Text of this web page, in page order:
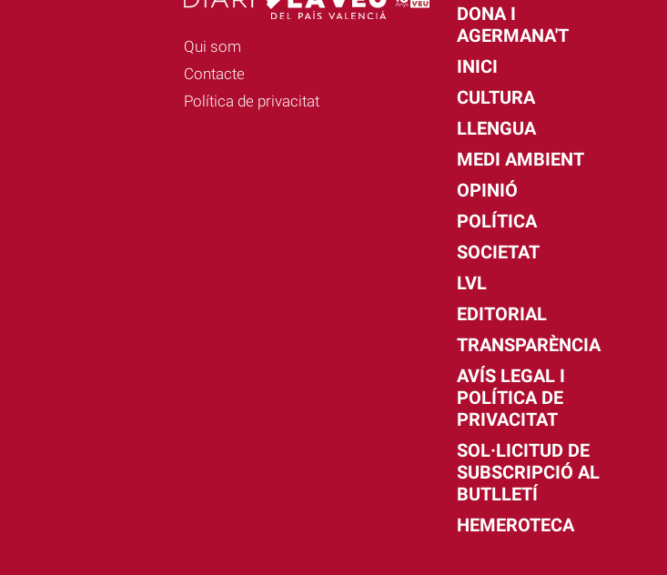
Qui som
Contacte
Política de privacitat
DONA I
AGERMANA'T
INICI
CULTURA
LLENGUA
MEDI AMBIENT
OPINIÓ
POLÍTICA
SOCIETAT
LVL
EDITORIAL
TRANSPARÈNCIA
AVÍS LEGAL I
POLÍTICA DE
PRIVACITAT
SOL·LICITUD DE
SUBSCRIPCIÓ AL
BUTLLETÍ
HEMEROTECA